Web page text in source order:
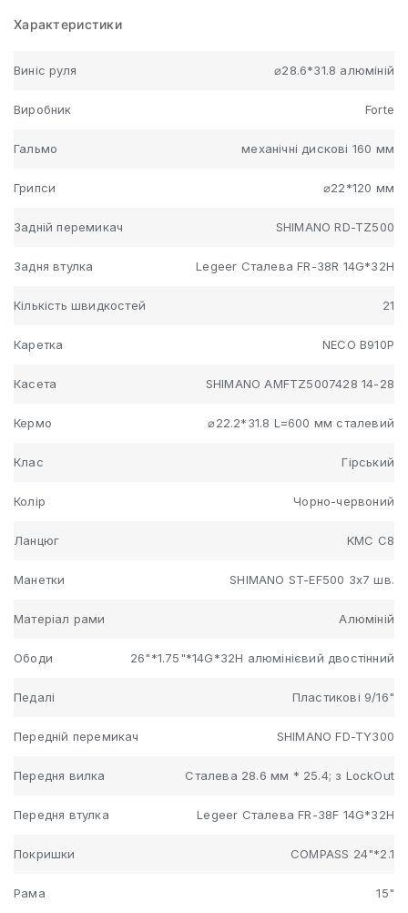
Характеристики
Виніс руля ⌀28.6*31.8 алюміній
Виробник Forte
Гальмо механічні дискові 160 мм
Грипси ⌀22*120 мм
Задній перемикач SHIMANO RD-TZ500
Задня втулка Legeer Сталева FR-38R 14G*32H
Кількість швидкостей 21
Каретка NECO B910P
Касета SHIMANO AMFTZ5007428 14-28
Кермо ⌀22.2*31.8 L=600 мм сталевий
Клас Гірський
Колір Чорно-червоний
Ланцюг KMC C8
Манетки SHIMANO ST-EF500 3x7 шв.
Матеріал рами Алюміній
Ободи 26"*1.75"*14G*32H алюмінієвий двостінний
Педалі Пластикові 9/16"
Передній перемикач SHIMANO FD-TY300
Передня вилка Сталева 28.6 мм * 25.4; з LockOut
Передня втулка Legeer Сталева FR-38F 14G*32H
Покришки COMPASS 24"*2.1
Рама 15"